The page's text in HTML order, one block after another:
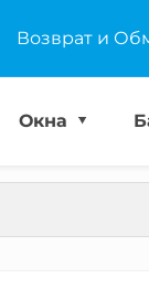
Возврат и
Окна